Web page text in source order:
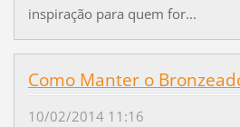
inspiração para quem for...
Como Manter o
10/02/2014 11:16